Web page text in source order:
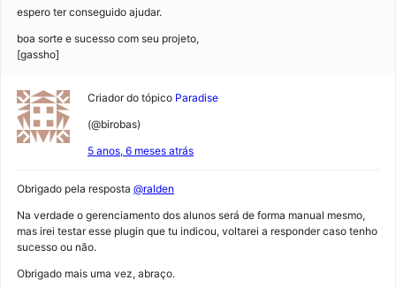
espero ter conseguido ajudar.
boa sorte e sucesso com seu projeto,
[gassho]
Criador do tópico Paradise
(@birobas)
5 anos, 6 meses atrás
Obrigado pela resposta @ralden
Na verdade o gerenciamento dos alunos será de forma manual mesmo,
mas irei testar esse plugin que tu indicou, voltarei a responder caso tenho
sucesso ou não.
Obrigado mais uma vez, abraço.